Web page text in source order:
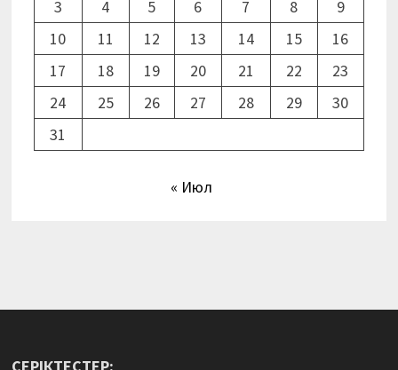
3
4 5 6 7 8
9
10
11 12 13 14 15
16
17
18 19 20 21 22
23
24
25 26 27 28 29
30
31
« Июл
СЕРІКТЕСТЕР: